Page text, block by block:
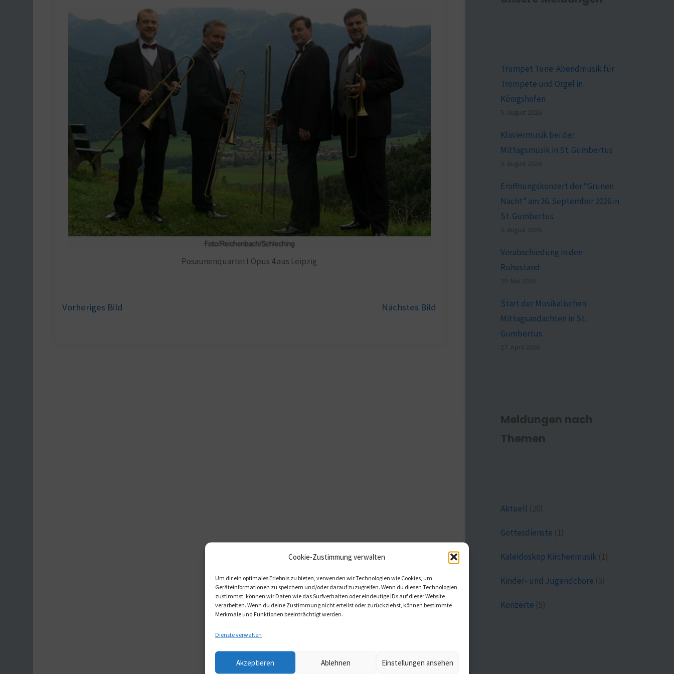
Cookie-Zustimmung verwalten
Um dir ein optimales Erlebnis zu bieten, verwenden wir Technologien wie Cookies, um
Geräteinformationen zu speichern und/oder darauf zuzugreifen. Wenn du diesen Technologien
zustimmst, können wir Daten wie das Surfverhalten oder eindeutige IDs auf dieser Website
verarbeiten. Wenn du deine Zustimmung nicht erteilst oder zurückziehst, können bestimmte
Merkmale und Funktionen beeinträchtigt werden.
Dienste verwalten
Akzeptieren Ablehnen Einstellungen ansehen
Posaunenquartett Opus 4 aus Leipzig
Vorheriges Bild Nächstes Bild
Trumpet Tune: Abendmusik für
Trompete und Orgel in
Königshofen
5. August 2026
Klaviermusik bei der
Mittagsmusik in St. Gumbertus
3. August 2026
Eröffnungskonzert der “Grünen
Nacht” am 26. September 2026 in
St. Gumbertus
3. August 2026
Verabschiedung in den
Ruhestand
29. Mai 2026
Start der Musikalischen
Mittagsandachten in St.
Gumbertus
27. April 2026
Meldungen nach
Themen
Aktuell (20)
Gottesdienste (1)
Kaleidoskop Kirchenmusik (1)
Kinder- und Jugendchöre (5)
Konzerte (5)